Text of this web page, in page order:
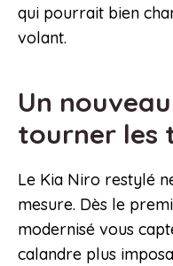
qui pourrait bien
volant.
Un
tourner les
Le Kia Niro restylé
mesure. Dès le
modernisé vous
calandre plus